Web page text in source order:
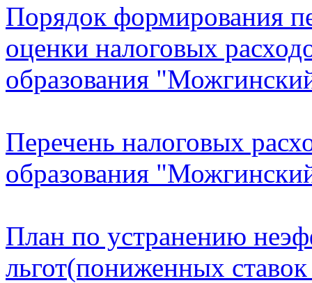
Порядок формирования
оценки налоговых
образования
Перечень налоговых
образования
План по устранению
льгот(пониженных